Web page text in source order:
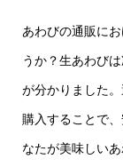
あわびの通販に
うか？生あわび
が分かりました
購入することで
なたが美味しい